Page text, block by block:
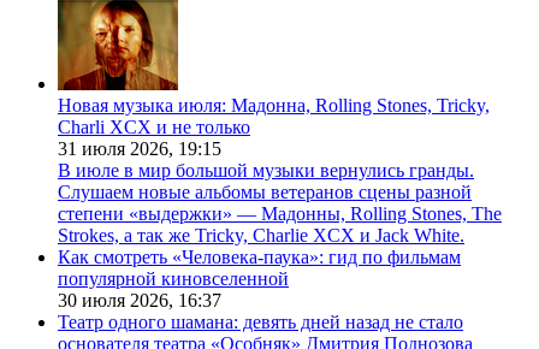
Новая музыка июля: Мадонна, Rolling Stones, Tricky,
Charli XCX и не только
31 июля 2026, 19:15
В июле в мир большой музыки вернулись гранды.
Слушаем новые альбомы ветеранов сцены разной
степени «выдержки» — Мадонны, Rolling Stones, The
Strokes, а так же Tricky, Charlie XCX и Jack White.
Как смотреть «Человека-паука»: гид по фильмам
популярной киновселенной
30 июля 2026, 16:37
Театр одного шамана: девять дней назад не стало
основателя театра «Особняк» Дмитрия Поднозова